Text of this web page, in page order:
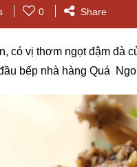
0 Share
có vị thơm ngọt đậm
bếp nhà hàng Quá